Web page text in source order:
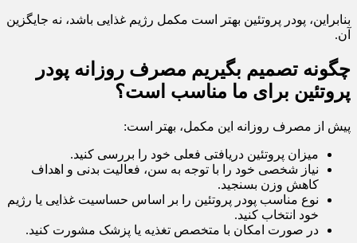
بنابراین، پودر پروتئین بهتر است مکمل رژیم غذایی باشد، نه جایگزین
آن.
چگونه تصمیم بگیریم مصرف روزانه پودر
پروتئین برای ما مناسب است؟
پیش از مصرف روزانه این مکمل، بهتر است:
میزان پروتئین دریافتی فعلی خود را بررسی کنید.
نیاز شخصی خود را با توجه به سن، فعالیت بدنی و اهداف
کاهش وزن بسنجید.
نوع مناسب پودر پروتئین را بر اساس حساسیت غذایی یا رژیم
خود انتخاب کنید.
در صورت امکان با متخصص تغذیه یا پزشک مشورت کنید.